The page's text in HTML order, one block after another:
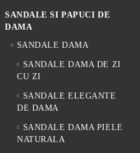
SANDALE SI PAPUCI DE
DAMA
SANDALE DAMA
SANDALE DAMA DE ZI
CU ZI
SANDALE ELEGANTE
DE DAMA
SANDALE DAMA PIELE
NATURALA